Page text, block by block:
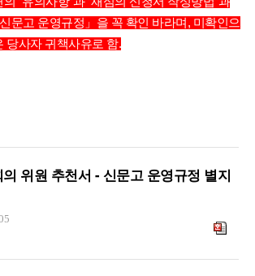
문고 운영규정」을 꼭 확인 바라며, 미확인으
당사자 귀책사유로 함.
위원 추천서 - 신문고 운영규정 별지